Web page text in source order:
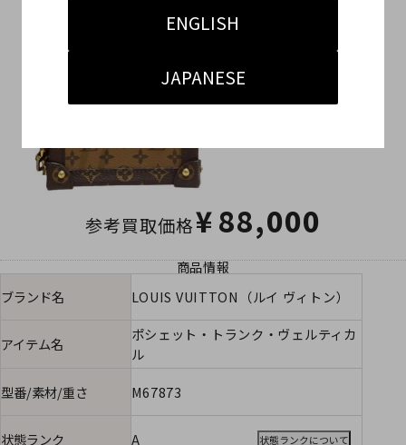
ENGLISH
JAPANESE
参考買取価格¥88,000
商品情報
ブランド名
LOUIS VUITTON（ルイ ヴィトン）
アイテム名
ポシェット・トランク・ヴェルティカ
ル
型番/素材/重さ
M67873
状態ランク A 状態ランクについて